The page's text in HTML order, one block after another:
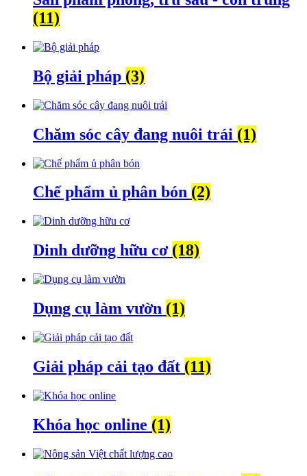
biến
(11)
Bộ giải pháp (3)
Chăm sóc cây đang nuôi trái (1)
Chế phẩm ủ phân bón (2)
Dinh dưỡng hữu cơ (18)
Dụng cụ làm vườn (1)
Giải pháp cải tạo đất (11)
Khóa học online (1)